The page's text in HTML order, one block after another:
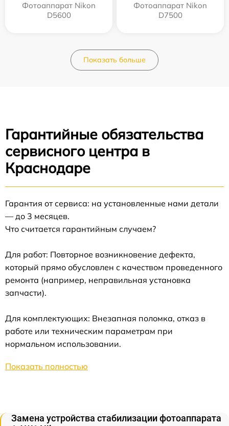
Фотоаппарат Nikon
D5600
Фотоаппарат Nikon
D7500
Показать больше
Гарантийные обязательства
сервисного центра в
Краснодаре
Гарантия от сервиса: на установленные нами детали
— до 3 месяцев.
Что считается гарантийным случаем?
Для работ: Повторное возникновение дефекта,
который прямо обусловлен с качеством проведенного
ремонта (например, неправильная установка
запчасти).
Для комплектующих: Внезапная поломка, отказ в
работе или техническим параметрам при
нормальном использовании.
Показать полностью
Замена устройства стабилизации фотоаппарата